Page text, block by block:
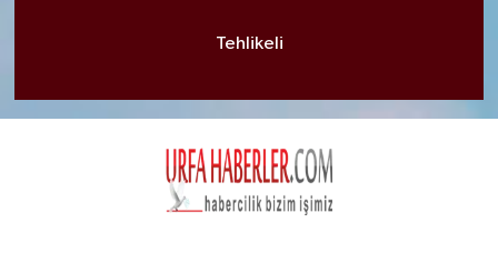
Tehlikeli